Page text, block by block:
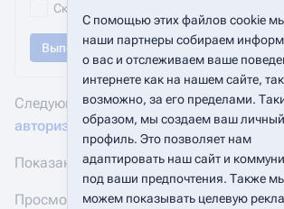
Скрыть перенаправления
Выполнить
Следующие страницы ссылаются на
авторизация с LDAP:
Показан 1 элемент.
Просмотреть (предыдущие 50|
С помощью этих файлов cookie
наши партнеры собираем
о вас и отслеживаем ваше
интернете как на нашем сайте,
возможно, за его пределами.
образом, мы создаем ваш личный
профиль. Это позволяет нам
адаптировать наш сайт и
под ваши предпочтения. Также
можем показывать целевую